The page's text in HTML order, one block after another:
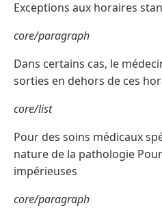
Exceptions aux horaires
core/paragraph
Dans certains cas, le
sorties en dehors de ces
core/list
Pour des soins médicaux
nature de la pathologie
impérieuses
core/paragraph